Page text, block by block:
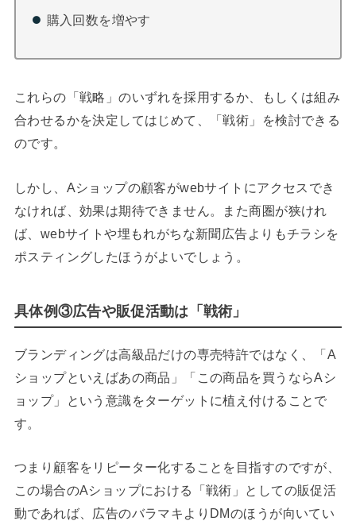
購入回数を増やす
これらの「戦略」のいずれを採用するか、もしくは組み
合わせるかを決定してはじめて、「戦術」を検討できる
のです。
しかし、Aショップの顧客がwebサイトにアクセスでき
なければ、効果は期待できません。また商圏が狭けれ
ば、webサイトや埋もれがちな新聞広告よりもチラシを
ポスティングしたほうがよいでしょう。
具体例③広告や販促活動は「戦術」
ブランディングは高級品だけの専売特許ではなく、「A
ショップといえばあの商品」「この商品を買うならAシ
ョップ」という意識をターゲットに植え付けることで
す。
つまり顧客をリピーター化することを目指すのですが、
この場合のAショップにおける「戦術」としての販促活
動であれば、広告のバラマキよりDMのほうが向いてい